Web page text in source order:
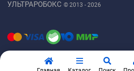
УЛЬТРАРОБОКС © 2013 - 2026